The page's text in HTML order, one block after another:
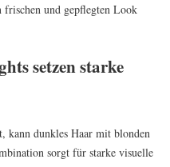
frischen und gepflegten Look
setzen starke
kann dunkles Haar mit blonden
sorgt für starke visuelle